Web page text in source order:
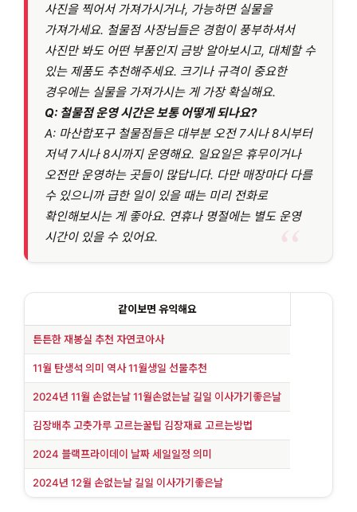
사진을 찍어서 가져가시거나, 가능하면 실물을
가져가세요. 철물점 사장님들은 경험이 풍부하셔서
사진만 봐도 어떤 부품인지 금방 알아보시고, 대체할 수
있는 제품도 추천해주세요. 크기나 규격이 중요한
경우에는 실물을 가져가시는 게 가장 확실해요.
Q: 철물점 운영 시간은 보통 어떻게 되나요?
A: 마산합포구 철물점들은 대부분 오전 7시나 8시부터
저녁 7시나 8시까지 운영해요. 일요일은 휴무이거나
오전만 운영하는 곳들이 많답니다. 다만 매장마다 다를
수 있으니까 급한 일이 있을 때는 미리 전화로
확인해보시는 게 좋아요. 연휴나 명절에는 별도 운영
시간이 있을 수 있어요.
같이보면 유익해요
튼튼한 재봉실 추천 자연코아사
11월 탄생석 의미 역사 11월생일 선물추천
2024년 11월 손없는날 11월손없는날 길일 이사가기좋은날
김장배추 고춧가루 고르는꿀팁 김장재료 고르는방법
2024 블랙프라이데이 날짜 세일일정 의미
2024년 12월 손없는날 길일 이사가기좋은날